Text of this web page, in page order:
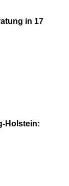
in 17
Holstein: